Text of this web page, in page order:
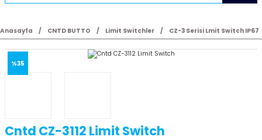
Anasayfa CNTD BUTTO Limit Switchler CZ-3 Serisi Lmit Switch IP67
%35
Cntd CZ-3112 Limit Switch